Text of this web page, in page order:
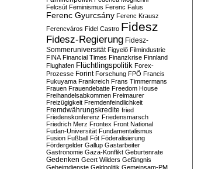
Felcsút Feminismus Ferenc Falus
Ferenc Gyurcsány Ferenc Krausz
Ferencváros Fidel Castro Fidesz
Fidesz-Regierung Fidesz-
Sommeruniversität Figyelő Filmindustrie
FINA Financial Times Finanzkrise Finnland
Flughafen Flüchtlingspolitik Forex-
Prozesse Forint Forschung FPÖ Francis
Fukuyama Frankreich Frans Timmermans
Frauen Frauendebatte Freedom House
Freihandelsabkommen Freimaurer
Freizügigkeit Fremdenfeindlichkeit
Fremdwährungskredite fried
Friedenskonferenz Friedensmarsch
Friedrich Merz Frontex Front National
Fudan-Universität Fundamentalismus
Fusion Fußball Fót Föderalisierung
Fördergelder Gallup Gastarbeiter
Gastronomie Gaza-Konflikt Geburtenrate
Gedenken Geert Wilders Gefängnis
Geheimdienste Geldpolitik Gemeinsam-PM